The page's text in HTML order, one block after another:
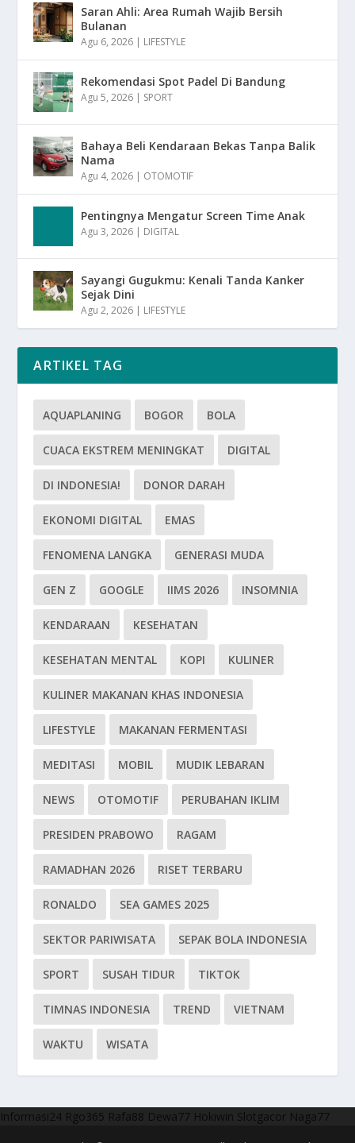
Saran Ahli: Area Rumah Wajib Bersih
Bulanan
Agu 6, 2026 | LIFESTYLE
Rekomendasi Spot Padel Di Bandung
Agu 5, 2026 | SPORT
Bahaya Beli Kendaraan Bekas Tanpa Balik
Nama
Agu 4, 2026 | OTOMOTIF
Pentingnya Mengatur Screen Time Anak
Agu 3, 2026 | DIGITAL
Sayangi Gugukmu: Kenali Tanda Kanker
Sejak Dini
Agu 2, 2026 | LIFESTYLE
ARTIKEL TAG
AQUAPLANING BOGOR BOLA
CUACA EKSTREM MENINGKAT DIGITAL
DI INDONESIA! DONOR DARAH
EKONOMI DIGITAL EMAS
FENOMENA LANGKA GENERASI MUDA
GEN Z GOOGLE IIMS 2026 INSOMNIA
KENDARAAN KESEHATAN
KESEHATAN MENTAL KOPI KULINER
KULINER MAKANAN KHAS INDONESIA
LIFESTYLE MAKANAN FERMENTASI
MEDITASI MOBIL MUDIK LEBARAN
NEWS OTOMOTIF PERUBAHAN IKLIM
PRESIDEN PRABOWO RAGAM
RAMADHAN 2026 RISET TERBARU
RONALDO SEA GAMES 2025
SEKTOR PARIWISATA SEPAK BOLA INDONESIA
SPORT SUSAH TIDUR TIKTOK
TIMNAS INDONESIA TREND VIETNAM
WAKTU WISATA
Informasi24 Rgo365 Rafa88 Dewa77 Hokiwin Slotgacor Naga77